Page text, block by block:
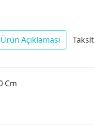
Ürün Açıklaması
Cm